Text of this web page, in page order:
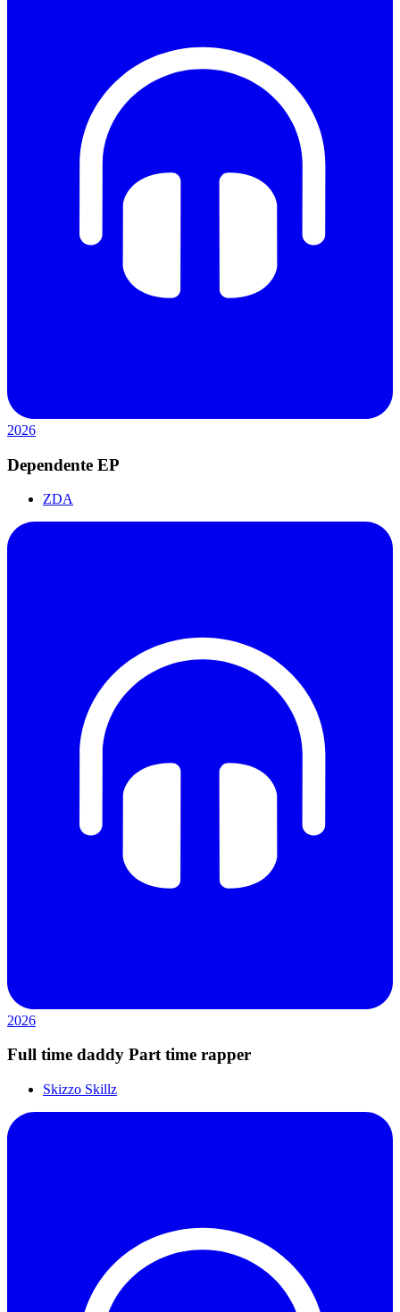
2026
Dependente EP
ZDA
2026
Full time daddy Part time rapper
Skizzo Skillz